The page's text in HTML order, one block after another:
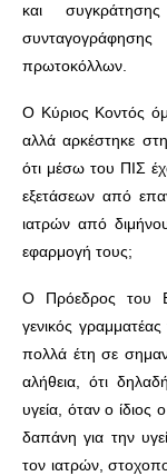
και
πρωτοκόλλων.
Ο Κύριος Κοντός
αλλά αρκέστηκε
ότι μέσω του ΠΙΣ
εξετάσεων από
ιατρών από
εφαρμογή τους;
Ο Πρόεδρος του
γενικός
πολλά έτη σε
αλήθεια, ότι
υγεία, όταν ο ίδιος
δαπάνη για την
τον ιατρών,